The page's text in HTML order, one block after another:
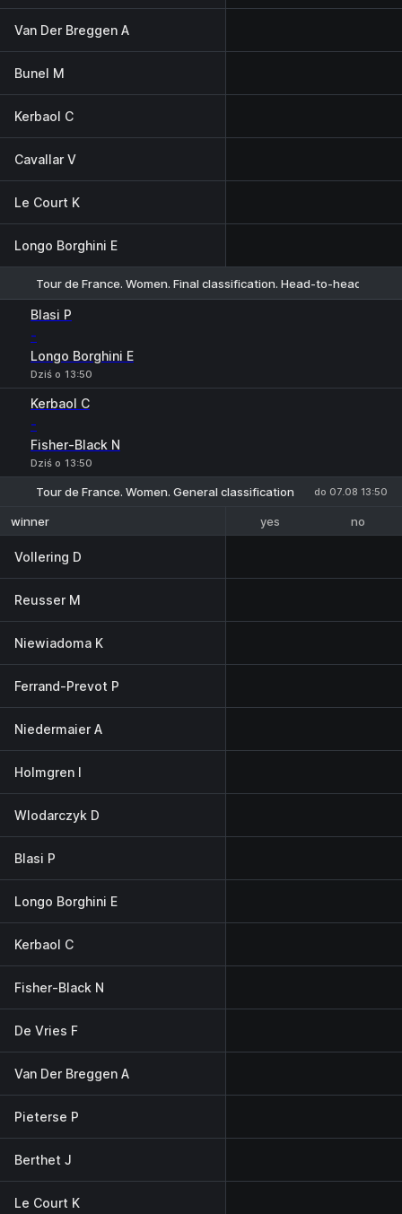
Van Der Breggen A
Bunel M
Kerbaol C
Cavallar V
Le Court K
Longo Borghini E
Tour de France. Women. Final classification. Head-to-head
Blasi P
-
Longo Borghini E
Dziś o 13:50
Kerbaol C
-
Fisher-Black N
Dziś o 13:50
Tour de France. Women. General classification do 07.08 13:50
winner yes no
Vollering D
Reusser M
Niewiadoma K
Ferrand-Prevot P
Niedermaier A
Holmgren I
Wlodarczyk D
Blasi P
Longo Borghini E
Kerbaol C
Fisher-Black N
De Vries F
Van Der Breggen A
Pieterse P
Berthet J
Le Court K